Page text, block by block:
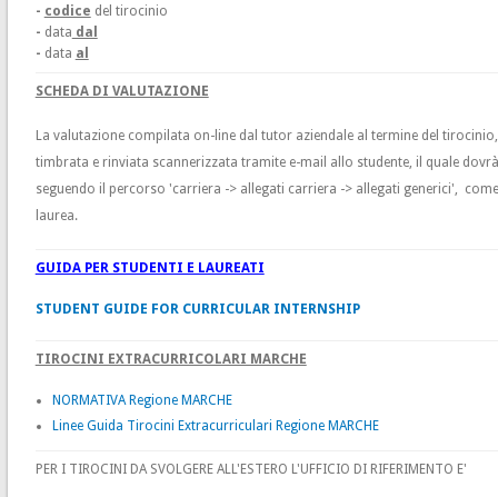
- codice del tirocinio
- data dal
- data al
SCHEDA DI VALUTAZIONE
La valutazione compilata on-line dal tutor aziendale al termine del
timbrata e rinviata scannerizzata tramite e-mail allo studente, il quale
seguendo il percorso 'carriera -> allegati carriera -> allegati generici',
laurea.
GUIDA PER STUDENTI E LAUREATI
STUDENT GUIDE FOR CURRICULAR INTERNSHIP
TIROCINI EXTRACURRICOLARI MARCHE
NORMATIVA Regione MARCHE
Linee Guida Tirocini Extracurriculari Regione MARCHE
PER I TIROCINI DA SVOLGERE ALL'ESTERO L'UFFICIO DI RIFERIMENTO E'